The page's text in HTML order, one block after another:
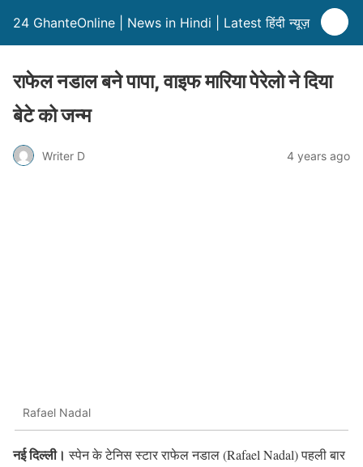
24 GhanteOnline | News in Hindi | Latest हिंदी न्यूज़
राफेल नडाल बने पापा, वाइफ मारिया पेरेलो ने दिया
बेटे को जन्म
Writer D 4 years ago
Rafael Nadal
नई दिल्ली। स्पेन के टेनिस स्टार राफेल नडाल (Rafael Nadal) पहली बार